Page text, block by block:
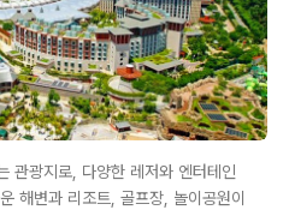
관광지로, 다양한 레저와 엔터테인
해변과 리조트, 골프장, 놀이공원이